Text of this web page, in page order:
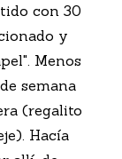
con 30
y
Menos
semana
(regalito
Hacía